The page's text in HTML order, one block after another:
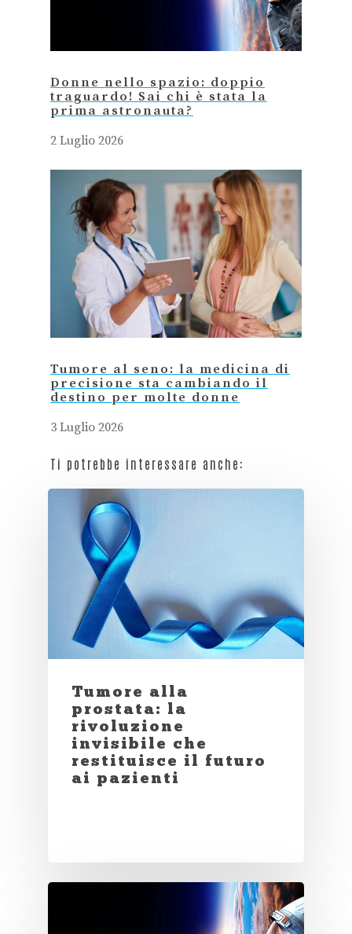
Donne nello spazio: doppio
traguardo! Sai chi è stata la
prima astronauta?
2 Luglio 2026
Tumore al seno: la medicina di
precisione sta cambiando il
destino per molte donne
3 Luglio 2026
Ti potrebbe interessare anche:
Tumore alla
prostata: la
rivoluzione
invisibile che
restituisce il futuro
ai pazienti